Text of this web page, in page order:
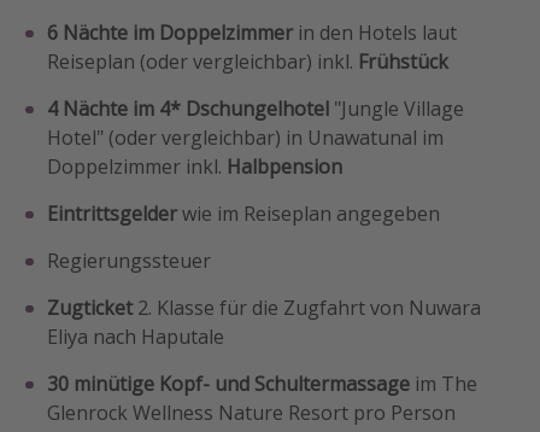
6 Nächte im Doppelzimmer in den Hotels laut
Reiseplan (oder vergleichbar) inkl. Frühstück
4 Nächte im 4* Dschungelhotel "Jungle Village
Hotel" (oder vergleichbar) in Unawatunal im
Doppelzimmer inkl. Halbpension
Eintrittsgelderwie im Reiseplan angegeben
Regierungssteuer
Zugticket2. Klasse für die Zugfahrt von Nuwara
Eliya nach Haputale
30 minütige Kopf- und Schultermassage im The
Glenrock Wellness Nature Resort pro Person